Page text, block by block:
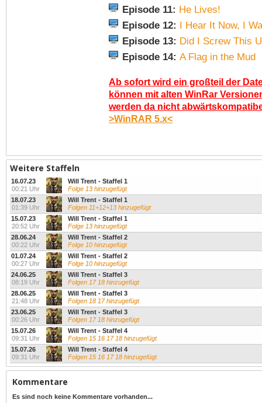
Episode 11: He Lives!
Episode 12: I Hear It Now, I
Episode 13: Did I Screw This
Episode 14: A Flag in the Mud
Ab sofort wird ein großteil der
können mit alten WinRar
werden da nicht
>WinRAR 5.x<
Weitere Staffeln
16.07.23
00:21 Uhr
Will Trent - Staffel 1
Folge 13 hinzugefügt
18.07.23
01:39 Uhr
Will Trent - Staffel 1
Folgen 11+12+13 hinzugefügt
15.07.23
20:52 Uhr
Will Trent - Staffel 1
Folge 13 hinzugefügt
28.06.24
00:22 Uhr
Will Trent - Staffel 2
Folge 10 hinzugefügt
01.07.24
00:27 Uhr
Will Trent - Staffel 2
Folge 10 hinzugefügt
24.06.25
08:19 Uhr
Will Trent - Staffel 3
Folgen 17 18 hinzugefügt
28.06.25
21:48 Uhr
Will Trent - Staffel 3
Folgen 18 17 hinzugefügt
23.06.25
00:26 Uhr
Will Trent - Staffel 3
Folgen 17 18 hinzugefügt
15.07.26
09:31 Uhr
Will Trent - Staffel 4
Folgen 15 16 17 18 hinzugefügt
15.07.26
09:31 Uhr
Will Trent - Staffel 4
Folgen 15 16 17 18 hinzugefügt
Kommentare
Es sind noch keine Kommentare vorhanden...